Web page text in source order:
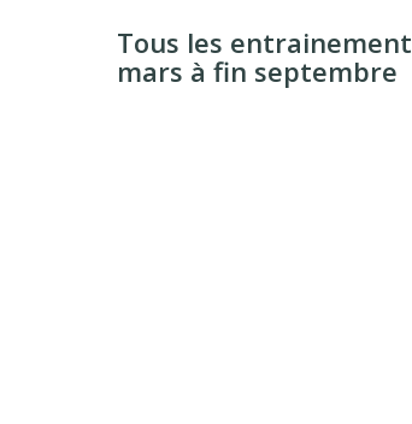
Tous les
mars à fin septembre